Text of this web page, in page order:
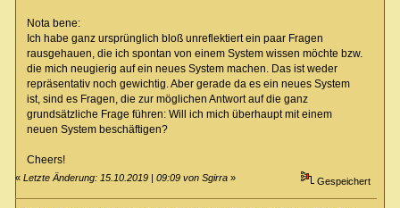
Nota bene:
Ich habe ganz ursprünglich bloß unreflektiert ein paar Fragen
rausgehauen, die ich spontan von einem System wissen möchte bzw.
die mich neugierig auf ein neues System machen. Das ist weder
repräsentativ noch gewichtig. Aber gerade da es ein neues System
ist, sind es Fragen, die zur möglichen Antwort auf die ganz
grundsätzliche Frage führen: Will ich mich überhaupt mit einem
neuen System beschäftigen?
Cheers!
«Letzte Änderung: 15.10.2019 | 09:09 von Sgirra » Gespeichert